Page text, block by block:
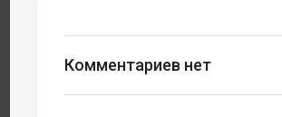
Комментариев нет